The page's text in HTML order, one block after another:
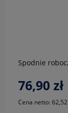
Spodnie
76,90 zł
Cena netto: 62,52